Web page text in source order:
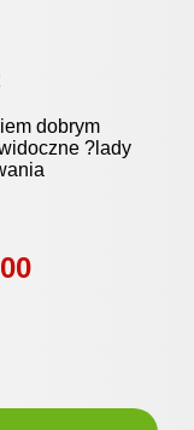
dobrym
?lady